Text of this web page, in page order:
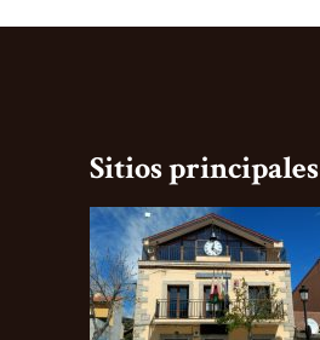
Sitios principales